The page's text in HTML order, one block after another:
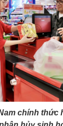
chính thức